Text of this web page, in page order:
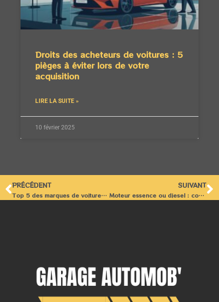
Droits des acheteurs de voitures : 5
pièges à éviter lors de votre
acquisition
LIRE LA SUITE »
10 février 2025
PRÉCÉDENT
Top 5 des marques de voitures les plus célèbres du marche
SUIVANT
Moteur essence ou diesel : comment choisir ? Pour quel(s) profil(s) ?